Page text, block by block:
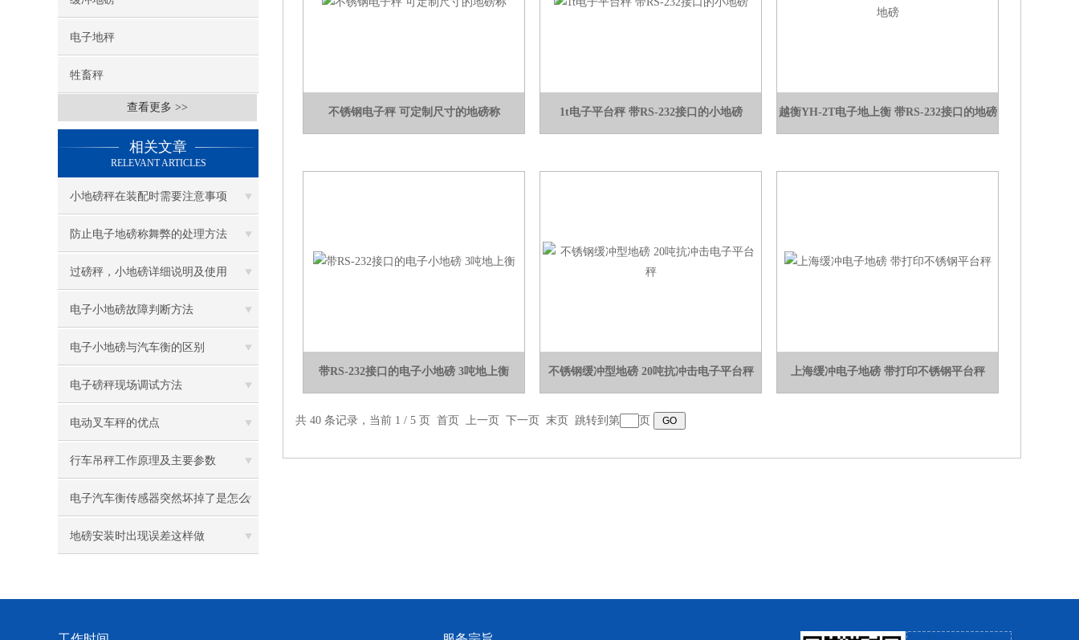
电子地秤
牲畜秤
查看更多 >>
相关文章
RELEVANT ARTICLES
小地磅秤在装配时需要注意事项
防止电子地磅称舞弊的处理方法
过磅秤，小地磅详细说明及使用
电子小地磅故障判断方法
电子小地磅与汽车衡的区别
电子磅秤现场调试方法
电动叉车秤的优点
行车吊秤工作原理及主要参数
电子汽车衡传感器突然坏掉了是怎么
回事
地磅安装时出现误差这样做
不锈钢电子秤 可定制尺寸的地磅称 1t电子平台秤 带RS-232接口的小地磅 越衡YH-2T电子地上衡 带RS-232接口的地磅
带RS-232接口的电子小地磅 3吨地上衡 不锈钢缓冲型地磅 20吨抗冲击电子平台秤 上海缓冲电子地磅 带打印不锈钢平台秤
共 40 条记录，当前 1 / 5 页 首页 上一页 下一页 末页 跳转到第 页